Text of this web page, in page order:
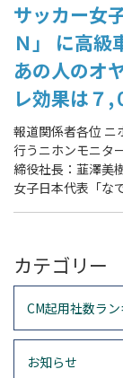
サッカー女
Ｎ」 に高級
あの人のオ
レ効果は７,
報道関係者各位 ニ
行うニホンモニタ
締役社長：韮澤美
女子日本代表「な
カテゴリー
CM起用社数ラ
お知らせ